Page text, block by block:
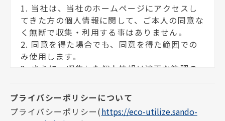
1. 当社は、当社のホームページにアクセスし
てきた方の個人情報に関して、ご本人の同意な
く無断で収集・利用する事はありません。
2. 同意を得た場合でも、同意を得た範囲での
み使用します。
3. さらに、収集した個人情報は適正な管理の
個人情報の利用目的について
プライバシーポリシー(https://eco-utilize.sando-